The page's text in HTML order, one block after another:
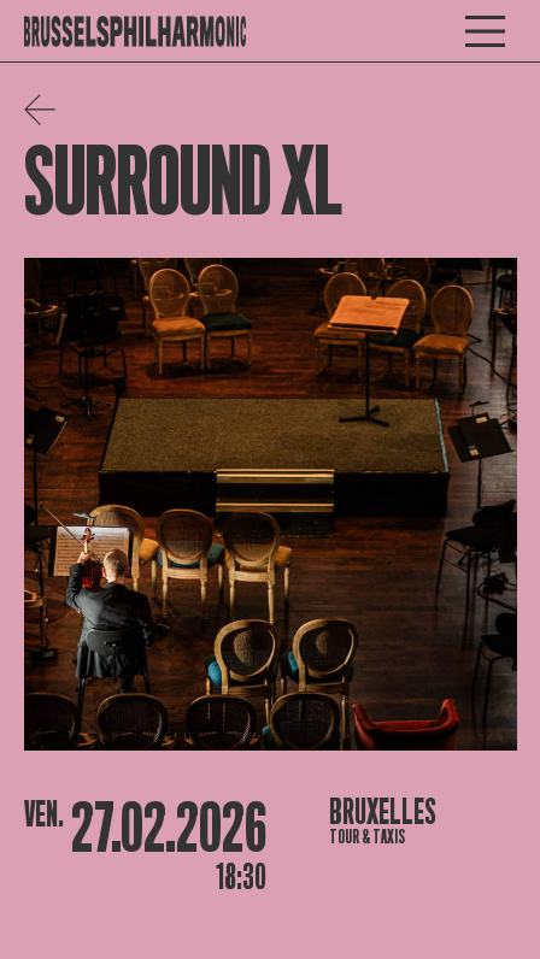
SURROUND XL
VEN. 27.02.2026
18:30
BRUXELLES
TOUR & TAXIS